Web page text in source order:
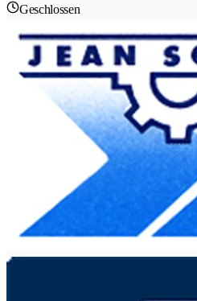
Geschlossen